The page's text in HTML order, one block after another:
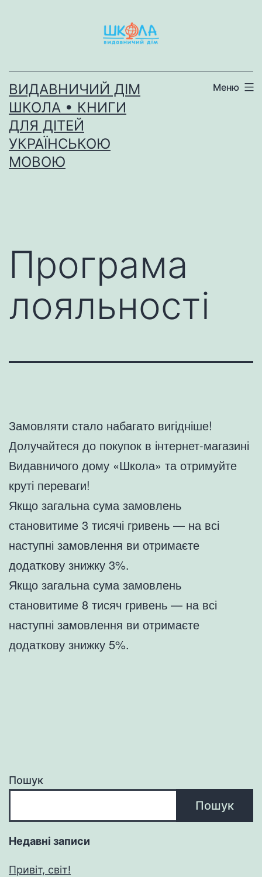
ВИДАВНИЧИЙ ДІМ
ШКОЛА • КНИГИ
ДЛЯ ДІТЕЙ
УКРАЇНСЬКОЮ
МОВОЮ
Меню
Програма
лояльності
Замовляти стало набагато вигідніше!
Долучайтеся до покупок в інтернет-магазині
Видавничого дому «Школа» та отримуйте
круті переваги!
Якщо загальна сума замовлень
становитиме 3 тисячі гривень — на всі
наступні замовлення ви отримаєте
додаткову знижку 3%.
Якщо загальна сума замовлень
становитиме 8 тисяч гривень — на всі
наступні замовлення ви отримаєте
додаткову знижку 5%.
Пошук
Пошук
Недавні записи
Привіт, світ!